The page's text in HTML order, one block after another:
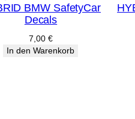
BMW SafetyCar
Decals
7,00 €
In den Warenkorb